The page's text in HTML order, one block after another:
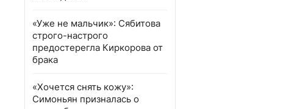
«Уже не мальчик»: Сябитова
строго-настрого
предостерегла Киркорова от
брака
«Хочется снять кожу»:
Симоньян призналась о